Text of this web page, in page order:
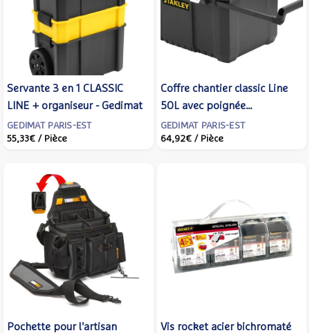
Servante 3 en 1 CLASSIC
LINE + organiseur - Gedimat
GEDIMAT PARIS-EST
55,33€ / Pièce
Coffre chantier classic Line
50L avec poignée
télescopique latérale -
Gedimat
GEDIMAT PARIS-EST
64,92€ / Pièce
Pochette pour l'artisan
Vis rocket acier bichromaté